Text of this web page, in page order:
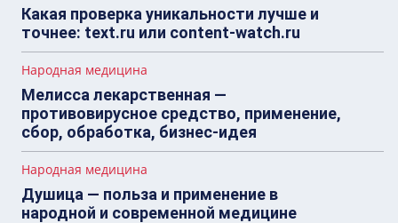
Какая проверка уникальности лучше и
точнее: text.ru или content-watch.ru
Народная медицина
Мелисса лекарственная —
противовирусное средство, применение,
сбор, обработка, бизнес-идея
Народная медицина
Душица — польза и применение в
народной и современной медицине